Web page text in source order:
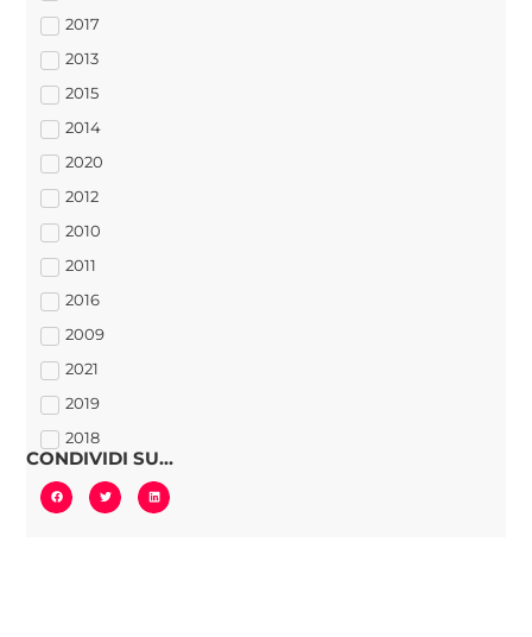
2017
2013
2015
2014
2020
2012
2010
2011
2016
2009
2021
2019
2018
CONDIVIDI SU...